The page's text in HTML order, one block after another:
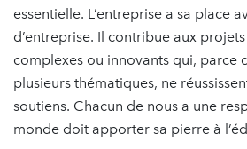
essentielle. L’entreprise a sa place
d’entreprise. Il contribue aux
complexes ou innovants qui, parce
plusieurs thématiques, ne
soutiens. Chacun de nous a une
monde doit apporter sa pierre à